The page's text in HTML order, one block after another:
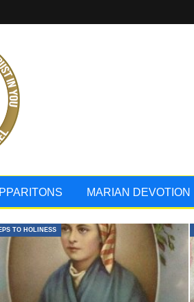
MARIAN DEVOTION
TO HOLINESS